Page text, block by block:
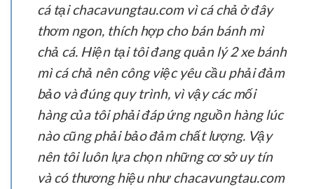
cá tại chacavungtau.com vì cá chả ở đây
thơm ngon, thích hợp cho bán bánh mì
chả cá. Hiện tại tôi đang quản lý 2 xe bánh
mì cá chả nên công việc yêu cầu phải đảm
bảo và đúng quy trình, vì vậy các mối
hàng của tôi phải đáp ứng nguồn hàng lúc
nào cũng phải bảo đảm chất lượng. Vậy
nên tôi luôn lựa chọn những cơ sở uy tín
và có thương hiệu như chacavungtau.com